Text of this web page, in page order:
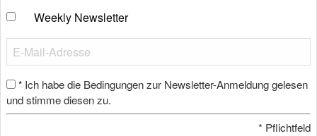
Weekly Newsletter
* Ich habe die Bedingungen zur Newsletter-Anmeldung gelesen
und stimme diesen zu.
* Pflichtfeld